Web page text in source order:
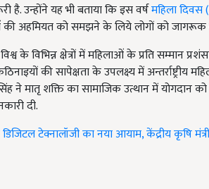
उन्होंने यह भी बताया कि इस वर्षमहिला
की अहमियत को समझने के लिये लोगों को जागरूक
के विभिन्न क्षेत्रों में महिलाओं के प्रति सम्मान
की सापेक्षता के उपलक्ष्य में अन्तर्राष्ट्रीय
सिंह ने मातृ शक्ति का सामाजिक उत्थान में
दी.
टेक्नालॉजी का नया आयाम, केंद्रीय कृषि